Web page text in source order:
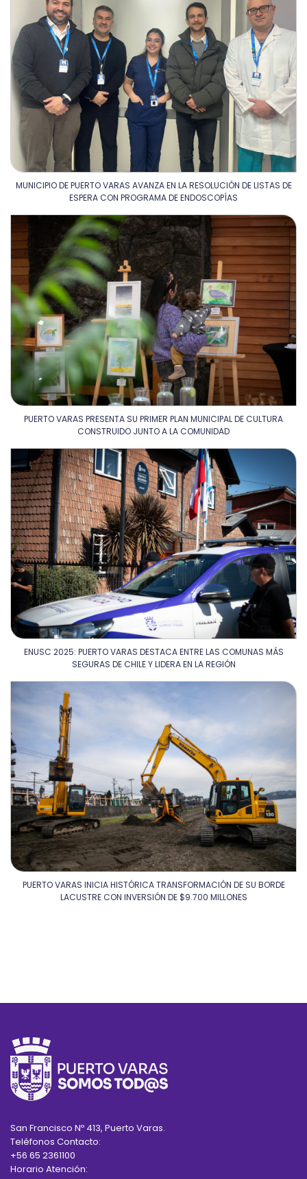
MUNICIPIO DE PUERTO VARAS AVANZA EN LA RESOLUCIÓN DE LISTAS DE
ESPERA CON PROGRAMA DE ENDOSCOPÍAS
PUERTO VARAS PRESENTA SU PRIMER PLAN MUNICIPAL DE CULTURA
CONSTRUIDO JUNTO A LA COMUNIDAD
ENUSC 2025: PUERTO VARAS DESTACA ENTRE LAS COMUNAS MÁS
SEGURAS DE CHILE Y LIDERA EN LA REGIÓN
PUERTO VARAS INICIA HISTÓRICA TRANSFORMACIÓN DE SU BORDE
LACUSTRE CON INVERSIÓN DE $9.700 MILLONES
San Francisco Nº 413, Puerto Varas.
Teléfonos Contacto:
+56 65 2361100
Horario Atención: